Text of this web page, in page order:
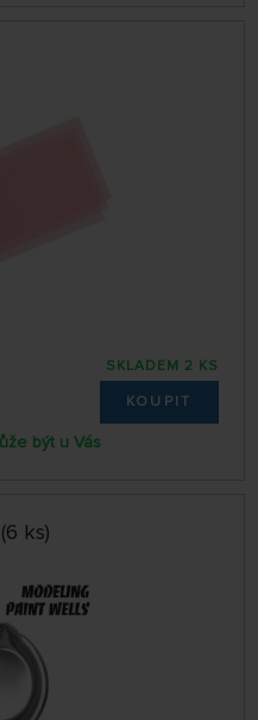
SKLADEM 2 KS
KOUPIT
být u Vás
ks)